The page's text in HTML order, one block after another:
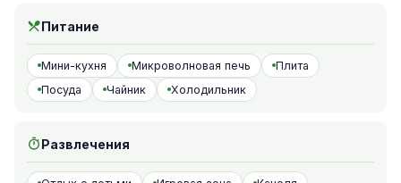
Питание
Мини-кухня Микроволновая печь
Плита
Посуда
Чайник Холодильник
Развлечения